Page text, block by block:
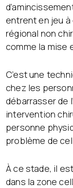
entrent en jeu à
régional non
comme la mise
C’est une
chez les
débarrasser de
intervention
personne
problème de
À ce stade, il
dans la zone